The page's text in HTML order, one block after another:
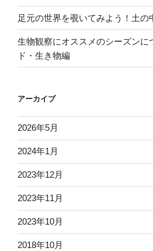
足元の世界を覗いてみよう！土の
生物観察にオススメのシーズンに
ド・生き物編
アーカイブ
2026年5月
2024年1月
2023年12月
2023年11月
2023年10月
2018年10月